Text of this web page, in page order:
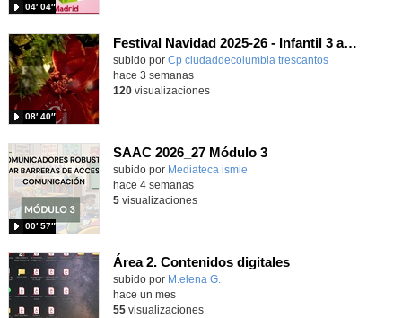
04′ 04″
Festival Navidad 2025-26 - Infantil 3 años
subido por Cp ciudaddecolumbia trescantos
08′ 40″
-
hace 3 semanas
120visualizaciones
SAAC 2026_27 Módulo 3
subido por Mediateca ismie
00′ 57″
hace 4 semanas
5visualizaciones
Área 2. Contenidos digitales
Contenido educativo.
subido por M.elena G.
hace un mes
55visualizaciones